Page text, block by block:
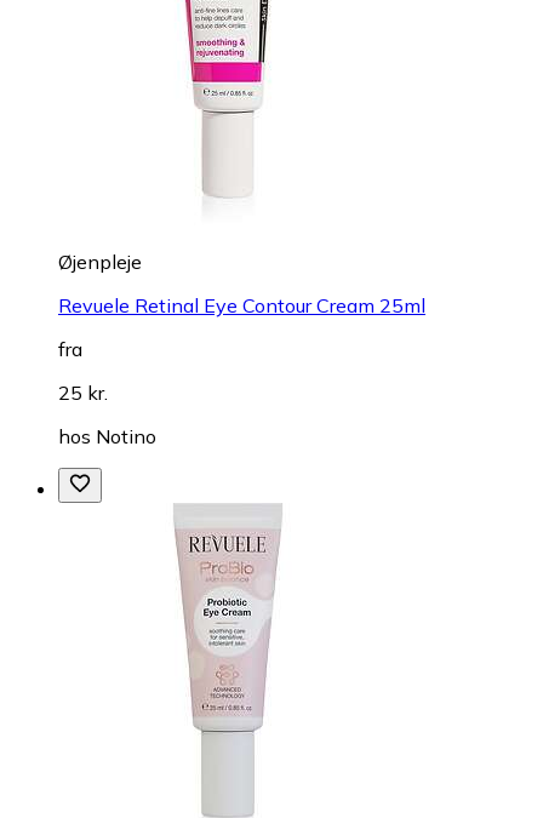
Øjenpleje
Revuele Retinal Eye Contour Cream 25ml
fra
25 kr.
hos Notino